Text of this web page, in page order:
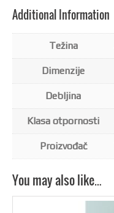
Additional Information
Težina
Dimenzije
Debljina
Klasa otpornosti
Proizvođač
You may also like…